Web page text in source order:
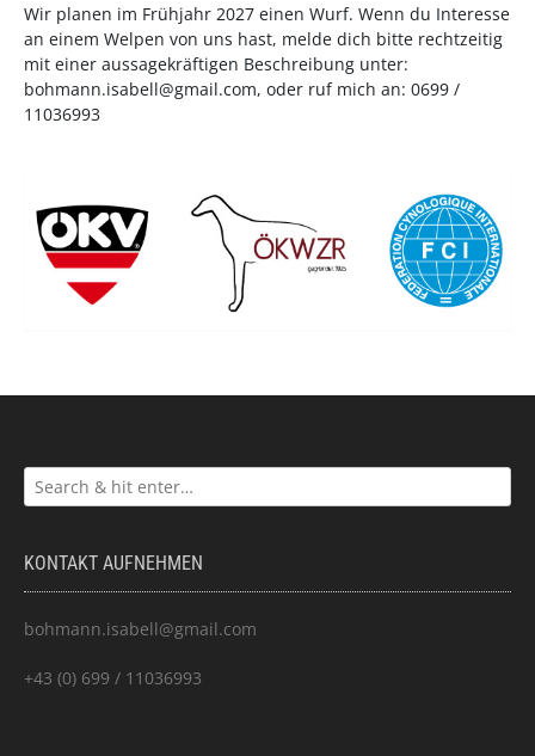
Wir planen im Frühjahr 2027 einen Wurf. Wenn du Interesse
an einem Welpen von uns hast, melde dich bitte rechtzeitig
mit einer aussagekräftigen Beschreibung unter:
bohmann.isabell@gmail.com, oder ruf mich an: 0699 /
11036993
KONTAKT AUFNEHMEN
bohmann.isabell@gmail.com
+43 (0) 699 / 11036993